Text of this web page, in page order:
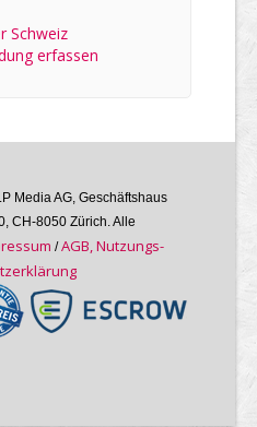
Schweiz
erfassen
Media AG, Geschäftshaus
CH-8050 Zürich. Alle
/AGB, Nutzungs­